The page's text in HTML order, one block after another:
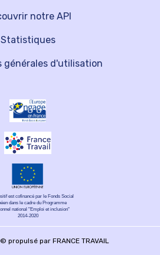
notre API
Statistiques
générales d'utilisation
est cofinancé par le Fonds Social
dans le cadre du Programme
national "Emploi et inclusion"
2014-2020
propulsé par FRANCE TRAVAIL